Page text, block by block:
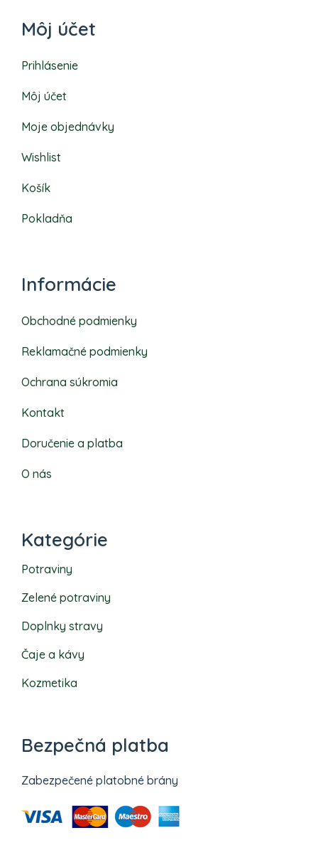
Môj účet
Prihlásenie
Môj účet
Moje objednávky
Wishlist
Košík
Pokladňa
Informácie
Obchodné podmienky
Reklamačné podmienky
Ochrana súkromia
Kontakt
Doručenie a platba
O nás
Kategórie
Potraviny
Zelené potraviny
Doplnky stravy
Čaje a kávy
Kozmetika
Bezpečná platba
Zabezpečené platobné brány